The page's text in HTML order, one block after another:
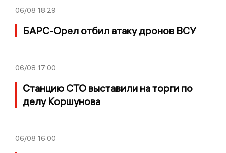
06/08 18:29
БАРС-Орел отбил атаку дронов ВСУ
06/08 17:00
Станцию СТО выставили на торги по
делу Коршунова
06/08 16:00